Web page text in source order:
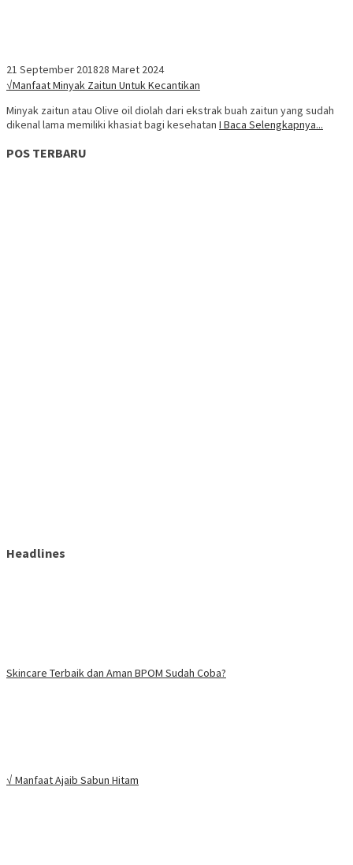
21 September 201828 Maret 2024
√Manfaat Minyak Zaitun Untuk Kecantikan
Minyak zaitun atau Olive oil diolah dari ekstrak buah zaitun yang sudah
dikenal lama memiliki khasiat bagi kesehatan I Baca Selengkapnya...
POS TERBARU
Headlines
Skincare Terbaik dan Aman BPOM Sudah Coba?
√ Manfaat Ajaib Sabun Hitam